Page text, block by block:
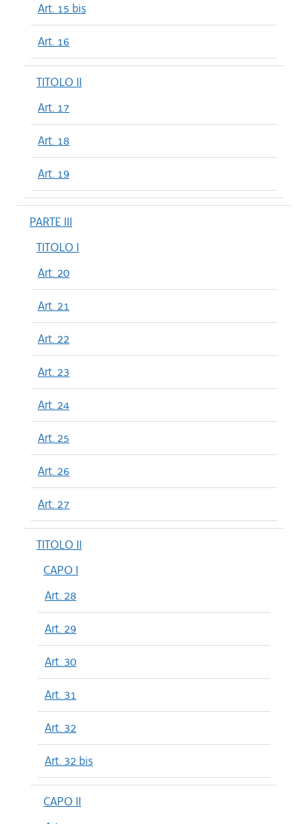
Art. 15 bis
Art. 16
TITOLO II
Art. 17
Art. 18
Art. 19
PARTE III
TITOLO I
Art. 20
Art. 21
Art. 22
Art. 23
Art. 24
Art. 25
Art. 26
Art. 27
TITOLO II
CAPO I
Art. 28
Art. 29
Art. 30
Art. 31
Art. 32
Art. 32 bis
CAPO II